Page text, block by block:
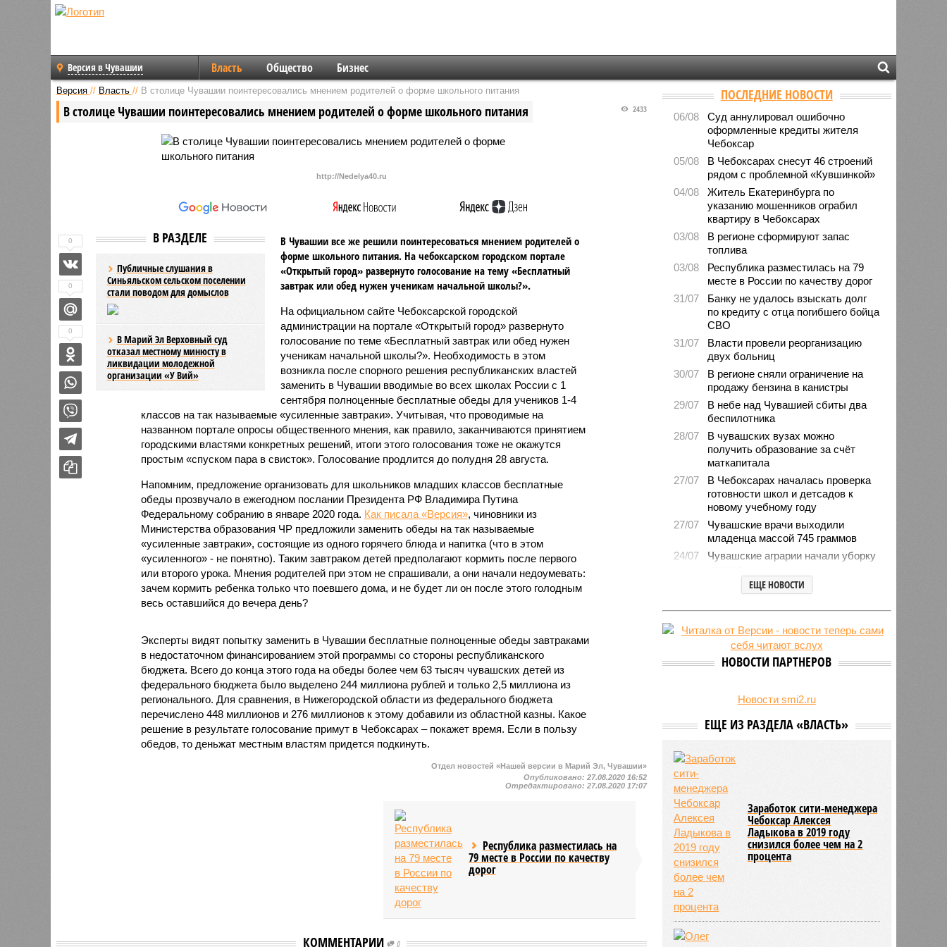
Версия в Чувашии Власть Общество Бизнес
Версия // Власть // В столице Чувашии поинтересовались мнением родителей о форме школьного питания
В столице Чувашии поинтересовались мнением родителей о форме школьного питания 2433
http://Nedelya40.ru
В РАЗДЕЛЕ
Публичные слушания в
Синьяльском сельском поселении
стали поводом для домыслов
В Марий Эл Верховный суд
отказал местному минюсту в
ликвидации молодежной
организации «У Вий»
В Чувашии все же решили поинтересоваться мнением родителей о
форме школьного питания. На чебоксарском городском портале
«Открытый город» развернуто голосование на тему «Бесплатный
завтрак или обед нужен ученикам начальной школы?».
На официальном сайте Чебоксарской городской
администрации на портале «Открытый город» развернуто
голосование по теме «Бесплатный завтрак или обед нужен
ученикам начальной школы?». Необходимость в этом
возникла после спорного решения республиканских властей
заменить в Чувашии вводимые во всех школах России с 1
сентября полноценные бесплатные обеды для учеников 1-4
классов на так называемые «усиленные завтраки». Учитывая, что проводимые на
названном портале опросы общественного мнения, как правило, заканчиваются принятием
городскими властями конкретных решений, итоги этого голосования тоже не окажутся
простым «спуском пара в свисток». Голосование продлится до полудня 28 августа.
Напомним, предложение организовать для школьников младших классов бесплатные
обеды прозвучало в ежегодном послании Президента РФ Владимира Путина
Федеральному собранию в январе 2020 года. Как писала «Версия», чиновники из
Министерства образования ЧР предложили заменить обеды на так называемые
«усиленные завтраки», состоящие из одного горячего блюда и напитка (что в этом
«усиленного» - не понятно). Таким завтраком детей предполагают кормить после первого
или второго урока. Мнения родителей при этом не спрашивали, а они начали недоумевать:
зачем кормить ребенка только что поевшего дома, и не будет ли он после этого голодным
весь оставшийся до вечера день?
Эксперты видят попытку заменить в Чувашии бесплатные полноценные обеды завтраками
в недостаточном финансированием этой программы со стороны республиканского
бюджета. Всего до конца этого года на обеды более чем 63 тысяч чувашских детей из
федерального бюджета было выделено 244 миллиона рублей и только 2,5 миллиона из
регионального. Для сравнения, в Нижегородской области из федерального бюджета
перечислено 448 миллионов и 276 миллионов к этому добавили из областной казны. Какое
решение в результате голосование примут в Чебоксарах – покажет время. Если в пользу
обедов, то деньжат местным властям придется подкинуть.
0
0
0
Отдел новостей «Нашей версии в Марий Эл, Чувашии»
Опубликовано:27.08.2020 16:52
Отредактировано:27.08.2020 17:07
Республика разместилась на
79 месте в России по качеству
дорог
КОММЕНТАРИИ 0
ПОСЛЕДНИЕ НОВОСТИ
06/08
Суд аннулировал ошибочно
оформленные кредиты жителя
Чебоксар
05/08
В Чебоксарах снесут 46 строений
рядом с проблемной «Кувшинкой»
04/08
Житель Екатеринбурга по
указанию мошенников ограбил
квартиру в Чебоксарах
03/08
В регионе сформируют запас
топлива
03/08
Республика разместилась на 79
месте в России по качеству дорог
31/07
Банку не удалось взыскать долг
по кредиту с отца погибшего бойца
СВО
31/07
Власти провели реорганизацию
двух больниц
30/07
В регионе сняли ограничение на
продажу бензина в канистры
29/07
В небе над Чувашией сбиты два
беспилотника
28/07
В чувашских вузах можно
получить образование за счёт
маткапитала
27/07
В Чебоксарах началась проверка
готовности школ и детсадов к
новому учебному году
27/07
Чувашские врачи выходили
младенца массой 745 граммов
24/07
Чувашские аграрии начали уборку
Минпромэнерго сообщило об
заправках
23/07
В Чувашии за 6 месяцев изъято
свыше 500 единиц оружия
ЕЩЕ НОВОСТИ
НОВОСТИ ПАРТНЕРОВ
Новости smi2.ru
ЕЩЕ ИЗ РАЗДЕЛА «ВЛАСТЬ»
Заработок сити-менеджера
Чебоксар Алексея
Ладыкова в 2019 году
снизился более чем на 2
процента